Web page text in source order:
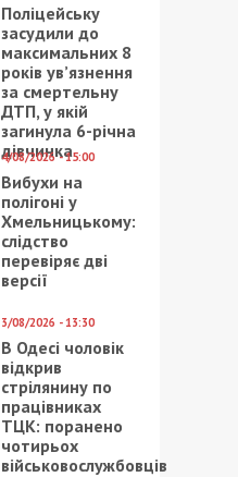
Поліцейську
засудили до
максимальних 8
років ув’язнення
за смертельну
ДТП, у якій
загинула 6-річна
дівчинка
4/08/2026 - 15:00
Вибухи на
полігоні у
Хмельницькому:
слідство
перевіряє дві
версії
3/08/2026 - 13:30
В Одесі чоловік
відкрив
стрілянину по
працівниках
ТЦК: поранено
чотирьох
військовослужбовців